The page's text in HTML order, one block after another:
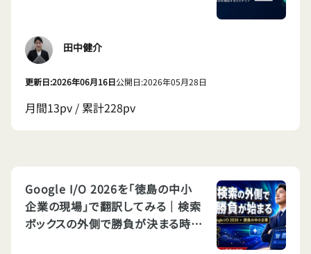
田中健介
更新日:2026年06月16日公開日:2026年05月28日
月間13pv / 累計228pv
Google I/O 2026を「徳島の中小
企業の現場」で翻訳してみる｜検索
ボックスの外側で勝負が決まる時代